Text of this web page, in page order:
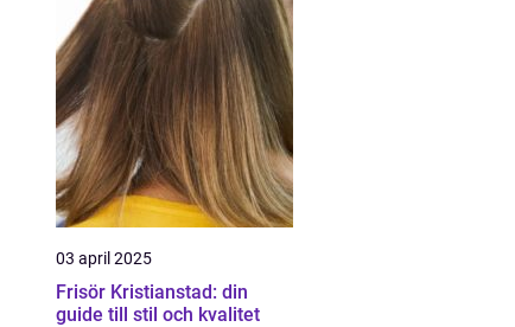
03 april 2025
Frisör Kristianstad: din
guide till stil och kvalitet